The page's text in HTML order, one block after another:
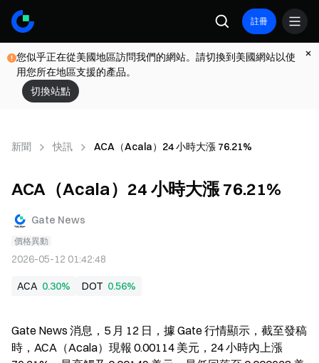
註冊
您似乎正在從美國地區訪問我們的網站。請切換到美國網站以使
用您所在地區支援的產品。
切換站點
新聞 快訊 ACA（Acala）24 小時大漲 76.21%
ACA（Acala）24 小時大漲 76.21%
Gate News
價格異動
2026-05-12 01:42:48
ACA 0.30% DOT 0.56%
Gate News 消息，5 月 12 日，據 Gate 行情顯示，截至發稿
時，ACA（Acala）現報 0.00114 美元，24 小時內上漲